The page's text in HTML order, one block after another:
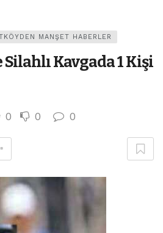
MANŞET HABERLER
Kavgada 1 Kişi
0 0 0